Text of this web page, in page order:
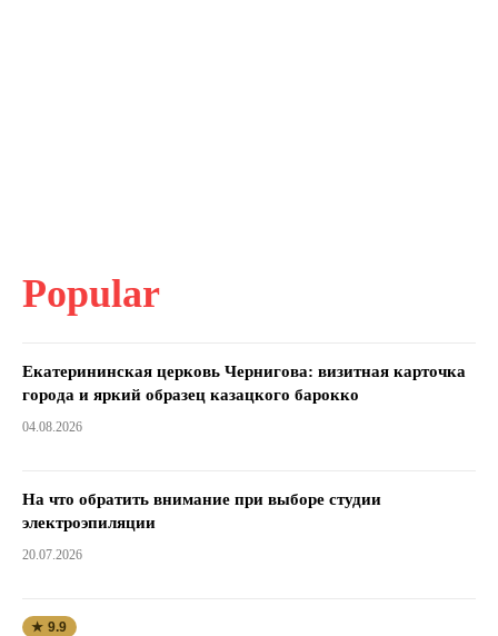
Popular
Екатерининская церковь Чернигова: визитная карточка
города и яркий образец казацкого барокко
04.08.2026
На что обратить внимание при выборе студии
электроэпиляции
20.07.2026
★ 9.9